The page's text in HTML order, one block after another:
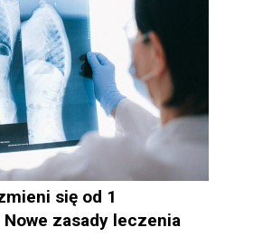
się od 1
zasady leczenia